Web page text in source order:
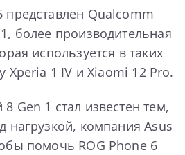
представлен Qualcomm
более производительная
используется в таких
Xperia 1 IV и Xiaomi 12 Pro.
Gen 1 стал известен тем,
нагрузкой, компания Asus
помочь ROG Phone 6